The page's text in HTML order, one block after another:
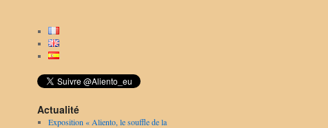
Actualité
Exposition « Aliento, le souffle de la